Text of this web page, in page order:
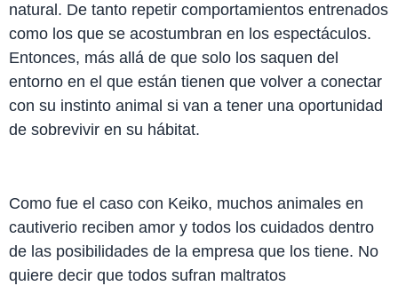
natural. De tanto repetir comportamientos entrenados
como los que se acostumbran en los espectáculos.
Entonces, más allá de que solo los saquen del
entorno en el que están tienen que volver a conectar
con su instinto animal si van a tener una oportunidad
de sobrevivir en su hábitat.
Como fue el caso con Keiko, muchos animales en
cautiverio reciben amor y todos los cuidados dentro
de las posibilidades de la empresa que los tiene. No
quiere decir que todos sufran maltratos